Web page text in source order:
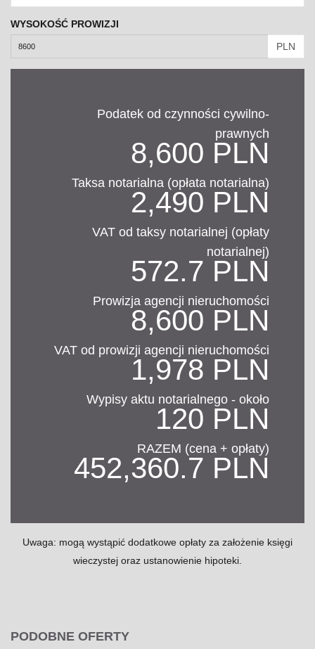
WYSOKOŚĆ PROWIZJI
PLN
Podatek od czynności cywilno-
prawnych
8,600 PLN
Taksa notarialna (opłata notarialna)
2,490 PLN
VAT od taksy notarialnej (opłaty
notarialnej)
572.7 PLN
Prowizja agencji nieruchomości
8,600 PLN
VAT od prowizji agencji nieruchomości
1,978 PLN
Wypisy aktu notarialnego - około
120 PLN
RAZEM (cena + opłaty)
452,360.7 PLN
Uwaga: mogą wystąpić dodatkowe opłaty za założenie księgi
wieczystej oraz ustanowienie hipoteki.
PODOBNE OFERTY